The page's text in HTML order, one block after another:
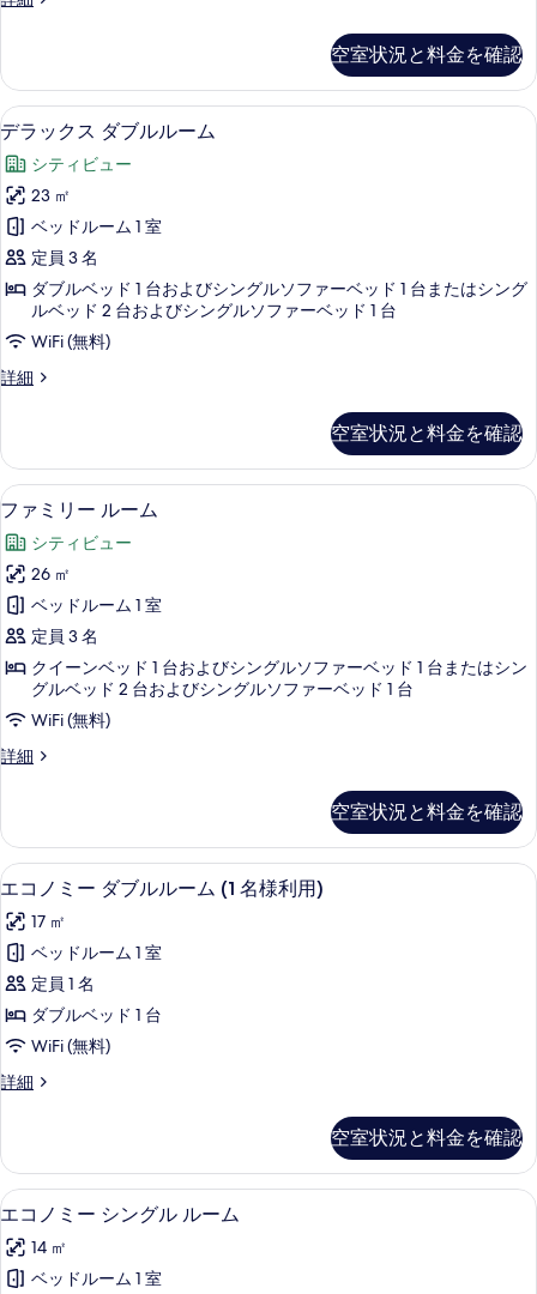
ブ
ル
ー
ム
の
す
べ
て
の
真
を
す
る
ー
ド
ダ
ル
ル
ー
ム
の
詳
細
空室状況と料金を確認
デ
ラ
ッ
ク
ス
ダ
ブ
ル
ル
の
す
べ
て
の
写
真
を
表
示
す
デラックス ダブルルーム | 高級寝具
11
デラックス ダブルルーム
シティビュー
23 ㎡
ベッドルーム 1 室
定員 3 名
ダブルベッド 1 台およびシングルソファーベッド 1 台またはシング
ルベッド 2 台およびシングルソファーベッド 1 台
WiFi (無料)
詳細
デ
ス
ダ
ブ
ル
ー
ム
の
詳
細
空室状況と料金を確認
フ
ァ
ミ
リ
ー
ル
ー
ム
の
て
の
写
真
を
表
示
す
る
ファミリー ルーム | 高級寝具、羽毛
8
ファミリー ルーム
シティビュー
26 ㎡
ベッドルーム 1 室
定員 3 名
クイーンベッド 1 台およびシングルソファーベッド 1 台またはシン
グルベッド 2 台およびシングルソファーベッド 1 台
WiFi (無料)
詳細
フ
ー
ル
ー
の
詳
空室状況と料金を確認
エ
コ
ノ
ミ
ー
ダ
ブ
ル
ー
ム
(1
名
様
エコノミー ダブルルーム (1 名様利
5
エコノミー ダブルルーム (1 名様利用)
17 ㎡
ベッドルーム 1 室
定員 1 名
ダブルベッド 1 台
WiFi (無料)
詳細
エ
ー
ダ
ブ
ル
ー
空室状況と料金を確認
エ
コ
ノ
エコノミー シングル ルーム | 高級寝
5
エコノミー シングル ルーム
14 ㎡
ベッドルーム 1 室